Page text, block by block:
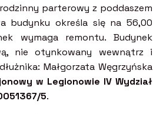
parterowy z poddaszem
budynku określa się na 56,00
wymaga remontu. Budynek
nie otynkowany wewnątrz i
Małgorzata Węgrzyńska
w Legionowie IV Wydział
5.